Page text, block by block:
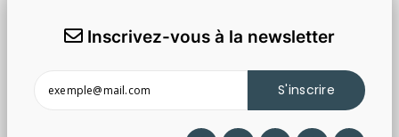
Inscrivez-vous à la newsletter
S'inscrire